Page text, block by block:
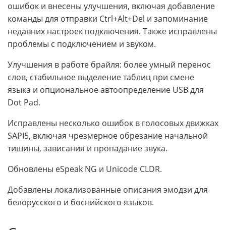
ошибок и внесены улучшения, включая добавление
команды для отправки Ctrl+Alt+Del и запоминание
недавних настроек подключения. Также исправлены
проблемы с подключением и звуком.
Улучшения в работе брайля: более умный перенос
слов, стабильное выделение таблиц при смене
языка и опциональное автоопределение USB для
Dot Pad.
Исправлены несколько ошибок в голосовых движках
SAPI5, включая чрезмерное обрезание начальной
тишины, зависания и пропадание звука.
Обновлены eSpeak NG и Unicode CLDR.
Добавлены локализованные описания эмодзи для
белорусского и боснийского языков.